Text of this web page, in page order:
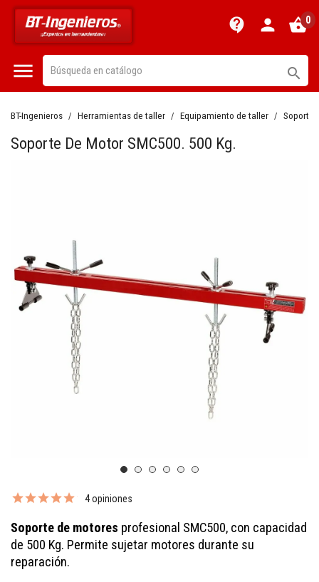
contact_support person shopping_basket0
 
BT-Ingenieros Herramientas de taller Equipamiento de taller
Soporte De Motor SMC500. 500 Kg.
4 opiniones
Soporte de motores profesional SMC500, con capacidad
de 500 Kg. Permite sujetar motores durante su
reparación.